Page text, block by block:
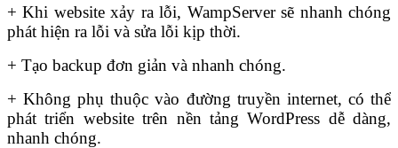
+ Khi website xảy ra lỗi, WampServer sẽ nhanh chóng
phát hiện ra lỗi và sửa lỗi kịp thời.
+ Tạo backup đơn giản và nhanh chóng.
+ Không phụ thuộc vào đường truyền internet, có thể
phát triển website trên nền tảng WordPress dễ dàng,
nhanh chóng.